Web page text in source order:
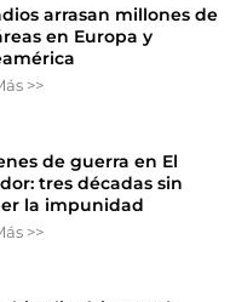
arrasan millones de
en Europa y
>>
de guerra en El
tres décadas sin
la impunidad
>>